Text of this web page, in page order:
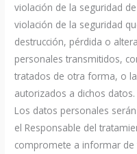
violación de la seguridad
violación de la seguridad
destrucción, pérdida o
personales transmitidos,
tratados de otra forma, o
autorizados a dichos datos.
Los datos personales
el Responsable del
compromete a informar